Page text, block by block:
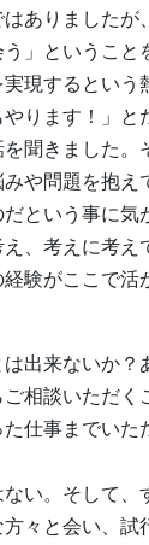
ありましたが
」ということ
現するという
ります！」と
聞きました。
や問題を抱え
という事に気
、考えに考え
験がここで活
出来ないか？
相談いただく
仕事までいた
い。そして、
々と会い、試